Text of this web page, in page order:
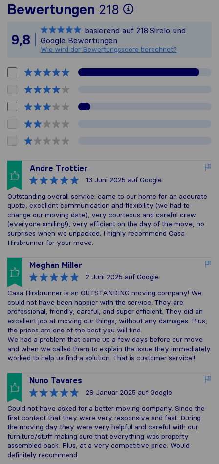
Bewertungen 218
Um Ihnen ein
Alle
9,8
basierend auf 218 Sirelo und
Google Bewertungen
Wie wird der Bewertungsscore berechnet?
Andre Trottier
13 Juni 2025 auf Google
Outstanding overall service: came to our home for an accurate
quote, excellent communication and flexibility (we had to
change our moving date), very courteous and careful crew
(everyone smiling!), very efficient on the day of the move, no
surprises when we unpacked. I highly recommend Casa
Hirsbrunner for your move.
Meghan Miller
2 Juni 2025 auf Google
Casa Hirsbrunner is an OUTSTANDING moving company! We
could not have been happier with the service. They are
professional, friendly, careful, and super efficient. They did an
excellent job at moving our things, without any damages. Plus,
the prices are one of the best you will find.
We had a problem that came up a few days before our move
and when we called them to explain the issue they immediately
worked to help us find a solution. That is customer service!!
Nuno Tavares
29 Januar 2025 auf Google
Could not have asked for a better moving company. Since the
first contact that they were very responsive and fast. During
the moving day they were very helpful and careful with our
furniture/stuff making sure that everything was property
assembled back. Plus, at a very competitive price. Would
definitely recommend.